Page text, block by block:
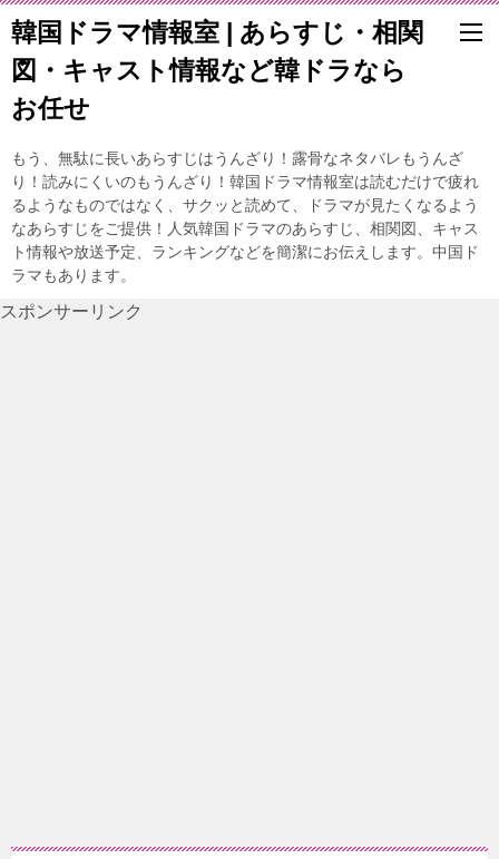
韓国ドラマ情報室 | あらすじ・相関
図・キャスト情報など韓ドラなら
お任せ
もう、無駄に長いあらすじはうんざり！露骨なネタバレもうんざ
り！読みにくいのもうんざり！韓国ドラマ情報室は読むだけで疲れ
るようなものではなく、サクッと読めて、ドラマが見たくなるよう
なあらすじをご提供！人気韓国ドラマのあらすじ、相関図、キャス
ト情報や放送予定、ランキングなどを簡潔にお伝えします。中国ド
ラマもあります。
スポンサーリンク